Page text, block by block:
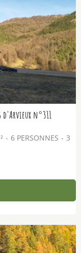
d'Arvieux n°311
6 PERSONNES
3